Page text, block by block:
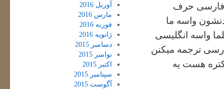
فارسی حرف
واسه ما
واسه انگلیسی
ترجمه میکنن
هست یه
آوریل 2016
مارس 2016
فوریه 2016
ژانویه 2016
دسامبر 2015
نوامبر 2015
اکتبر 2015
سپتامبر 2015
آگوست 2015